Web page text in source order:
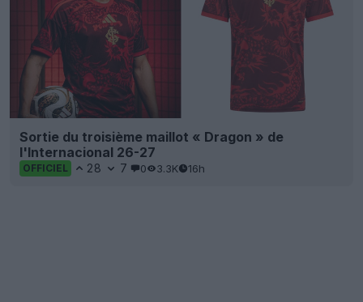
Sortie du troisième maillot « Dragon » de
l'Internacional 26-27
OFFICIEL 28 7 0 3.3K 16h